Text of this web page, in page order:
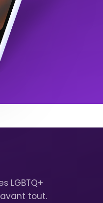
LGBTQ+
tout.